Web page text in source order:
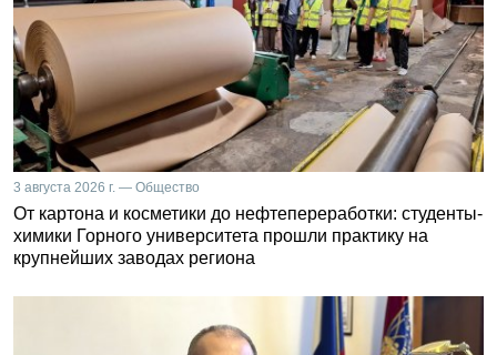
3 августа 2026 г. — Общество
От картона и косметики до нефтепереработки: студенты-
химики Горного университета прошли практику на
крупнейших заводах региона